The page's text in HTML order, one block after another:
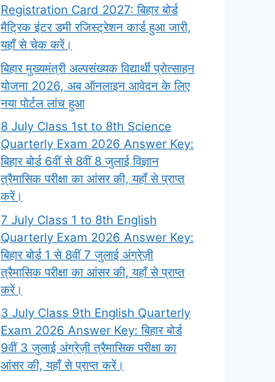
Registration Card 2027: बिहार बोर्ड
मैट्रिक इंटर डमी रजिस्ट्रेशन कार्ड हुआ जारी,
यहाँ से चेक करें।
बिहार मुख्यमंत्री अल्पसंख्यक विद्यार्थी प्रोत्साहन
योजना 2026, अब ऑनलाइन आवेदन के लिए
नया पोर्टल लांच हुआ
8 July Class 1st to 8th Science
Quarterly Exam 2026 Answer Key:
बिहार बोर्ड 6वीं से 8वीं 8 जुलाई विज्ञान
त्रैमासिक परीक्षा का आंसर की, यहाँ से प्राप्त
करें।
7 July Class 1 to 8th English
Quarterly Exam 2026 Answer Key:
बिहार बोर्ड 1 से 8वीं 7 जुलाई अंग्रेज़ी
त्रैमासिक परीक्षा का आंसर की, यहाँ से प्राप्त
करें।
3 July Class 9th English Quarterly
Exam 2026 Answer Key: बिहार बोर्ड
9वीं 3 जुलाई अंग्रेज़ी त्रैमासिक परीक्षा का
आंसर की, यहाँ से प्राप्त करें।